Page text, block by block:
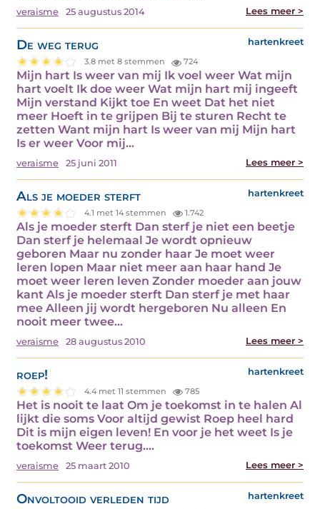
veraisme 25 augustus 2014 Lees meer >
De weg terug hartenkreet
3.8 met 8 stemmen 724
Mijn hart Is weer van mij Ik voel weer Wat mijn
hart voelt Ik doe weer Wat mijn hart mij ingeeft
Mijn verstand Kijkt toe En weet Dat het niet
meer Hoeft in te grijpen Bij te sturen Recht te
zetten Want mijn hart Is weer van mij Mijn hart
Is er weer Voor mij…
veraisme 25 juni 2011 Lees meer >
Als je moeder sterft hartenkreet
4.1 met 14 stemmen 1.742
Als je moeder sterft Dan sterf je niet een beetje
Dan sterf je helemaal Je wordt opnieuw
geboren Maar nu zonder haar Je moet weer
leren lopen Maar niet meer aan haar hand Je
moet weer leren leven Zonder moeder aan jouw
kant Als je moeder sterft Dan sterf je met haar
mee Alleen jij wordt hergeboren Nu alleen En
nooit meer twee…
veraisme 28 augustus 2010 Lees meer >
roep! hartenkreet
4.4 met 11 stemmen 785
Het is nooit te laat Om je toekomst in te halen Al
lijkt die soms Voor altijd gewist Roep heel hard
Dit is mijn eigen leven! En voor je het weet Is je
toekomst Weer terug.…
veraisme 25 maart 2010 Lees meer >
Onvoltooid verleden tijd hartenkreet